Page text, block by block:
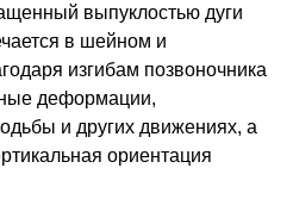
выпуклостью дуги
в шейном и
изгибам позвоночника
деформации,
и других движениях, а
ориентация